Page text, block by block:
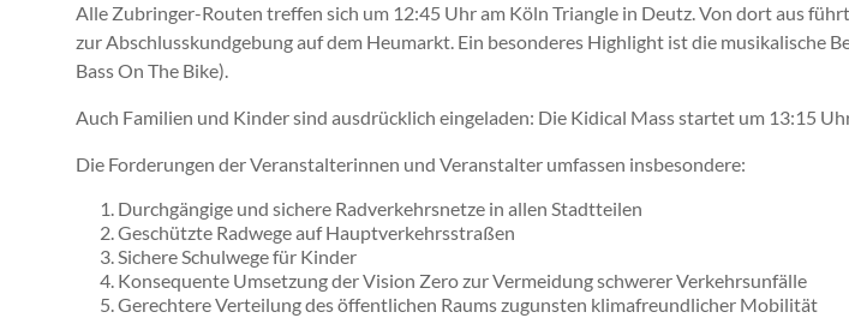
Alle Zubringer-Routen treffen sich um 12:45 Uhr am Köln Triangle in Deutz. Von dort aus
zur Abschlusskundgebung auf dem Heumarkt. Ein besonderes Highlight ist die
Bass On The Bike).
Auch Familien und Kinder sind ausdrücklich eingeladen: Die Kidical Mass startet um 13:15
Die Forderungen der Veranstalterinnen und Veranstalter umfassen insbesondere:
Durchgängige und sichere Radverkehrsnetze in allen Stadtteilen
Geschützte Radwege auf Hauptverkehrsstraßen
Sichere Schulwege für Kinder
Konsequente Umsetzung der Vision Zero zur Vermeidung schwerer Verkehrsunfälle
Gerechtere Verteilung des öffentlichen Raums zugunsten klimafreundlicher Mobilität